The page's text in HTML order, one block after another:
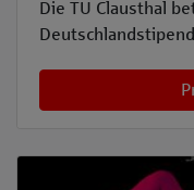
Die TU Clausthal